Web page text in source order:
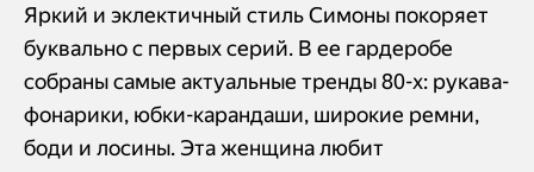
Яркий и эклектичный стиль Симоны покоряет
буквально с первых серий. В ее гардеробе
собраны самые актуальные тренды 80-х: рукава-
фонарики, юбки-карандаши, широкие ремни,
боди и лосины. Эта женщина любит